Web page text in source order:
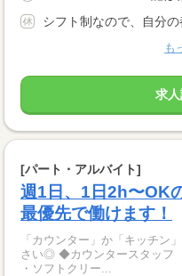
シフト制なので、自分の
も
求
[パート・アルバイト]
週1日、1日2h〜OK
最優先で働けます！
「カウンター」か「キッチン
さい◎ ◆カウンタースタッフ ・レジでの接客、注文 ・ドリンク作り
・ソフトクリー...